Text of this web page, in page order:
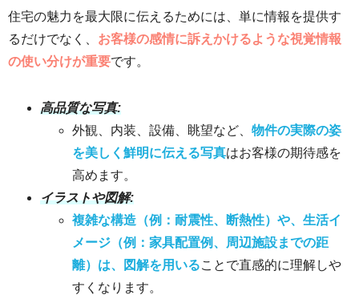
住宅の魅力を最大限に伝えるためには、単に情報を提供す
るだけでなく、 お客様の感情に訴えかけるような視覚情報
の使い分けが重要です。
高品質な写真:
外観、内装、設備、眺望など、 物件の実際の姿
を美しく鮮明に伝える写真はお客様の期待感を
高めます。
イラストや図解:
複雑な構造（例：耐震性、断熱性）や、生活イ
メージ（例：家具配置例、周辺施設までの距
離）は、図解を用いることで直感的に理解しや
すくなります。